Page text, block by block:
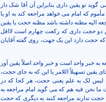
تو یقین داری بنابراین آن آقا شک دار
که امام می خواهد مراجعه کند به او یا
الیه مظنه داشته باشد مظنه حجت یا یقین
دو حجت داری که رکعت چهارم است لااقل
که حجت دارد این یک جهت، روی گفته آقایان
خبر واحد است و خبر واحد اصلاً یقین آور
تسهیلاً اللامر یا این که به جای حجت،
لیس لک به علم یعنی حجت، هر کجا که در
نحن فیه هم که می گوید امام مراجعه به
حجت ندارند مراجعه کنند به دیگری که حجت